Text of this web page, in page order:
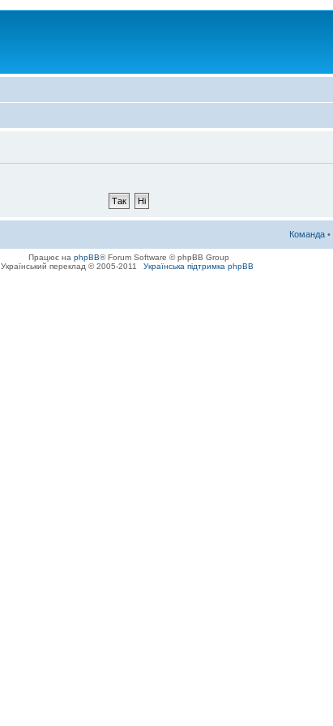
Команда •
Працює на phpBB® Forum Software © phpBB Group
Український переклад © 2005-2011
Українська підтримка phpBB